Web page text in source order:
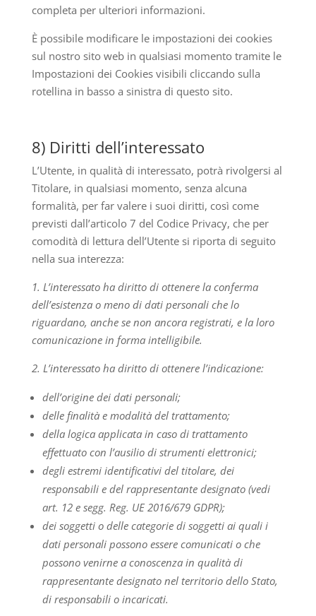
completa per ulteriori informazioni.
È possibile modificare le impostazioni dei cookies
sul nostro sito web in qualsiasi momento tramite le
Impostazioni dei Cookies visibili cliccando sulla
rotellina in basso a sinistra di questo sito.
8) Diritti dell’interessato
L’Utente, in qualità di interessato, potrà rivolgersi al
Titolare, in qualsiasi momento, senza alcuna
formalità, per far valere i suoi diritti, così come
previsti dall’articolo 7 del Codice Privacy, che per
comodità di lettura dell’Utente si riporta di seguito
nella sua interezza:
1. L’interessato ha diritto di ottenere la conferma
dell’esistenza o meno di dati personali che lo
riguardano, anche se non ancora registrati, e la loro
comunicazione in forma intelligibile.
2. L’interessato ha diritto di ottenere l’indicazione:
dell’origine dei dati personali;
delle finalità e modalità del trattamento;
della logica applicata in caso di trattamento
effettuato con l’ausilio di strumenti elettronici;
degli estremi identificativi del titolare, dei
responsabili e del rappresentante designato (vedi
art. 12 e segg. Reg. UE 2016/679 GDPR);
dei soggetti o delle categorie di soggetti ai quali i
dati personali possono essere comunicati o che
possono venirne a conoscenza in qualità di
rappresentante designato nel territorio dello Stato,
di responsabili o incaricati.